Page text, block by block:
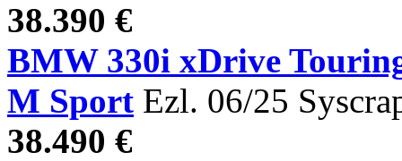
38.390 €
BMW 330i xDrive
M Sport Ezl. 06/25
38.490 €